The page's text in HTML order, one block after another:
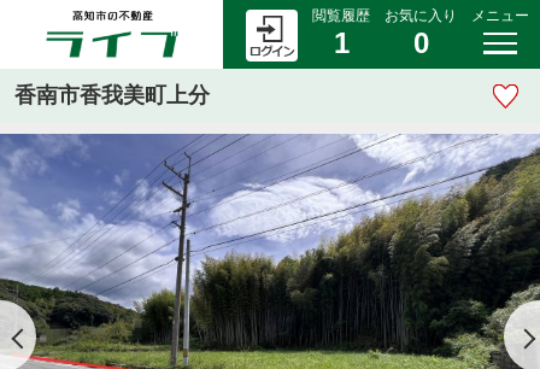
閲覧履歴
1
お気に入り
0
メニュー
香南市香我美町上分